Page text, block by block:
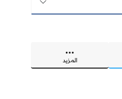
المزيد